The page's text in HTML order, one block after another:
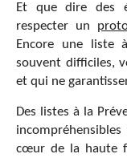
Et que dire des
respecter un
Encore une liste
souvent difficiles,
et qui ne
Des listes à la
cœur de la haute